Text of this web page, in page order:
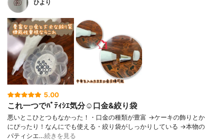
ひより
5.00
これ一つでﾊﾟﾃｨｼｴ気分☺️口金&絞り袋
悪いとこひとつもなかった！・口金の種類が豊富 →ケーキの飾りとか
にぴったり！なんにでも使える・絞り袋がしっかりしている →本物の
パティシエ…続きを見る